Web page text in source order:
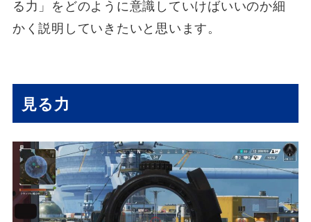
る力」をどのように意識していけばいいのか細
かく説明していきたいと思います。
見る力